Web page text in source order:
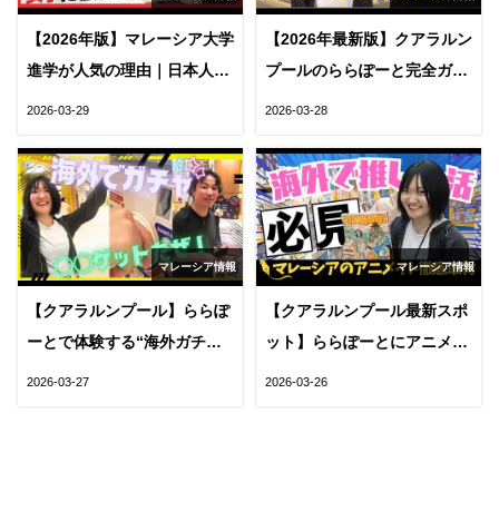
【2026年版】マレーシア大学
進学が人気の理由｜日本人が
2026-03-29
【2026年最新版】クアラルン
プールのららぽーと完全ガイ
2026-03-28
マレーシア情報
【クアラルンプール】ららぽ
ーとで体験する“海外ガチ
2026-03-27
マレーシア情報
【クアラルンプール最新スポ
ット】ららぽーとにアニメイ
2026-03-26